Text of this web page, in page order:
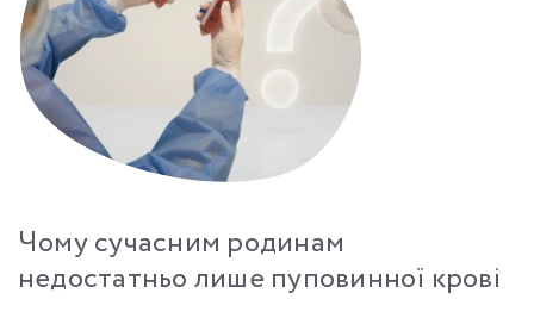
Чому сучасним родинам
недостатньо лише пуповинної крові